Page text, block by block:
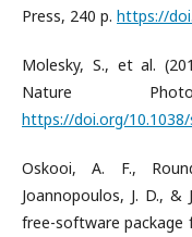
Press, 240 p. https://
Molesky, S., et al.
Nature
https://doi.org/
Oskooi, A. F.,
Joannopoulos, J. D., &
free-software package